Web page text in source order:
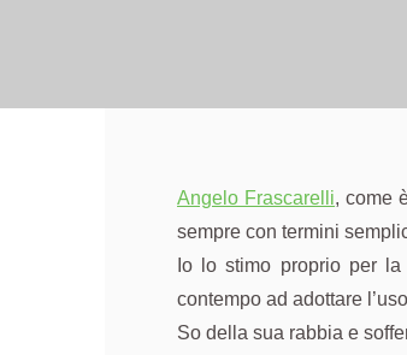
Angelo Frascarelli, come
sempre con termini
Io lo stimo proprio per
contempo ad adottare
So della sua rabbia e